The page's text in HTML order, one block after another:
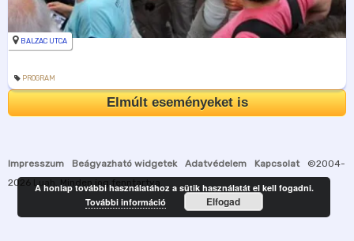
BALZAC UTCA
PROGRAM
Elmúlt eseményeket is
Impresszum Beágyazható widgetek Adatvédelem Kapcsolat
©2004-
2026
. Minden jog fenntartva.
A honlap további használatához a sütik használatát el kell fogadni.
További információ
Elfogad